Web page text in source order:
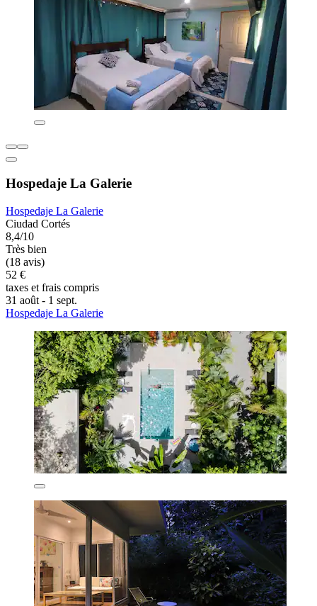
Hospedaje La Galerie
Hospedaje La Galerie
Ciudad Cortés
8,4/10
Très bien
(18 avis)
52 €
taxes et frais compris
31 août - 1 sept.
Hospedaje La Galerie